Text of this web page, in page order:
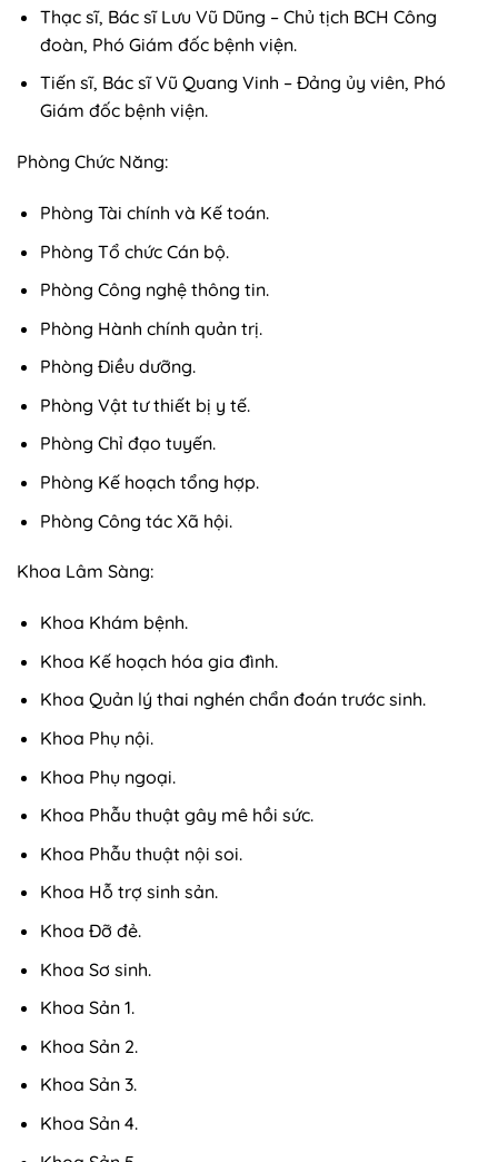
Thạc sĩ, Bác sĩ Lưu Vũ Dũng – Chủ tịch BCH Công
đoàn, Phó Giám đốc bệnh viện.
Tiến sĩ, Bác sĩ Vũ Quang Vinh – Đảng ủy viên, Phó
Giám đốc bệnh viện.
Phòng Chức Năng:
Phòng Tài chính và Kế toán.
Phòng Tổ chức Cán bộ.
Phòng Công nghệ thông tin.
Phòng Hành chính quản trị.
Phòng Điều dưỡng.
Phòng Vật tư thiết bị y tế.
Phòng Chỉ đạo tuyến.
Phòng Kế hoạch tổng hợp.
Phòng Công tác Xã hội.
Khoa Lâm Sàng:
Khoa Khám bệnh.
Khoa Kế hoạch hóa gia đình.
Khoa Quản lý thai nghén chẩn đoán trước sinh.
Khoa Phụ nội.
Khoa Phụ ngoại.
Khoa Phẫu thuật gây mê hồi sức.
Khoa Phẫu thuật nội soi.
Khoa Hỗ trợ sinh sản.
Khoa Đỡ đẻ.
Khoa Sơ sinh.
Khoa Sản 1.
Khoa Sản 2.
Khoa Sản 3.
Khoa Sản 4.